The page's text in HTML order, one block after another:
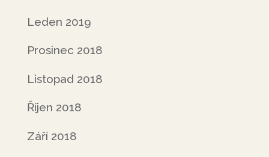
Leden 2019
Prosinec 2018
Listopad 2018
Říjen 2018
Září 2018